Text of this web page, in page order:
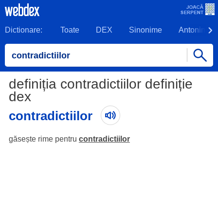
Dictionare: Toate DEX Sinonime Antonime
definiția contradictiilor definiție
dex
contradictiilor
găsește rime pentru contradictiilor